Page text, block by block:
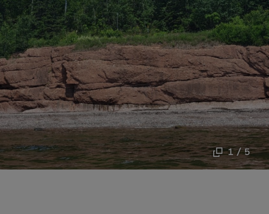
1 / 5